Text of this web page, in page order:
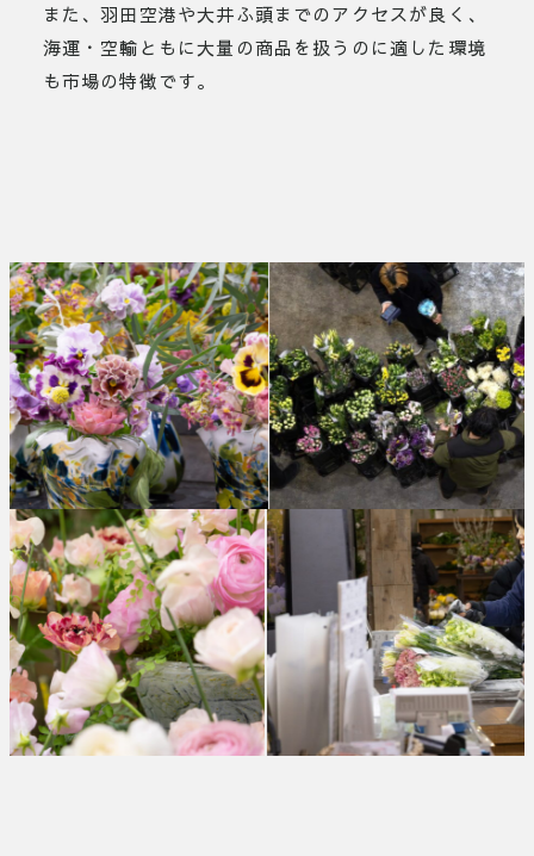
また、羽田空港や大井ふ頭までのアクセスが良く、
海運・空輸ともに大量の商品を扱うのに適した環境
も市場の特徴です。